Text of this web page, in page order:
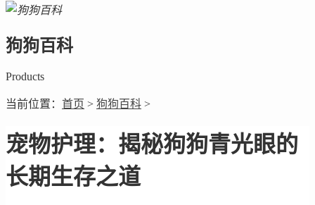
狗狗百科
Products
当前位置： 首页 > 狗狗百科 >
宠物护理：揭秘狗狗青光眼的
长期生存之道